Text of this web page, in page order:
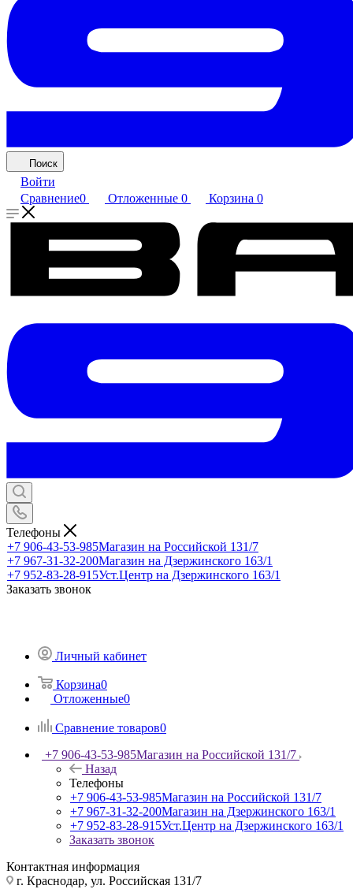
Поиск
Войти
Сравнение0 Отложенные 0 Корзина 0
Телефоны
+7 906-43-53-985Магазин на Российской 131/7
+7 967-31-32-200Магазин на Дзержинского 163/1
+7 952-83-28-915Уст.Центр на Дзержинского 163/1
Заказать звонок
Личный кабинет
Корзина0
Отложенные0
Сравнение товаров0
+7 906-43-53-985Магазин на Российской 131/7
Назад
Телефоны
+7 906-43-53-985Магазин на Российской 131/7
+7 967-31-32-200Магазин на Дзержинского 163/1
+7 952-83-28-915Уст.Центр на Дзержинского 163/1
Заказать звонок
Контактная информация
г. Краснодар, ул. Российская 131/7